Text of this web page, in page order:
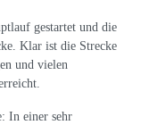
gestartet und die
Klar ist die Strecke
und vielen
In einer sehr